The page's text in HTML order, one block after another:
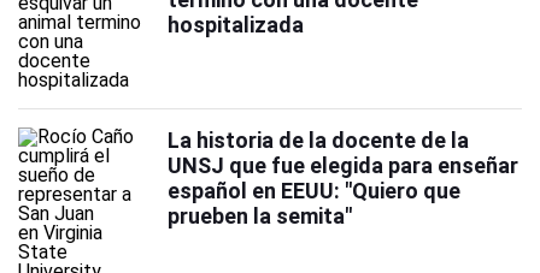
hospitalizada
La historia de la docente de la
UNSJ que fue elegida para enseñar
español en EEUU: "Quiero que
prueben la semita"